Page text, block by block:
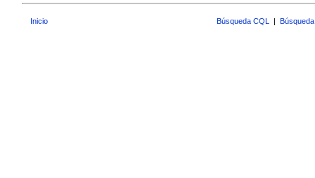
Inicio Búsqueda CQL